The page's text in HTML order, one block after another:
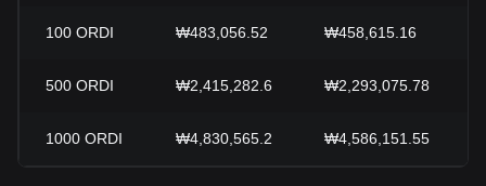
100 ORDI ₩483,056.52 ₩458,615.16
500 ORDI ₩2,415,282.6 ₩2,293,075.78
1000 ORDI ₩4,830,565.2 ₩4,586,151.55